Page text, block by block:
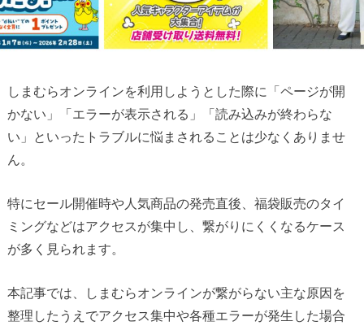
しまむらオンラインを利用しようとした際に「ページが開
かない」「エラーが表示される」「読み込みが終わらな
い」といったトラブルに悩まされることは少なくありませ
ん。
特にセール開催時や人気商品の発売直後、福袋販売のタイ
ミングなどはアクセスが集中し、繋がりにくくなるケース
が多く見られます。
本記事では、しまむらオンラインが繋がらない主な原因を
整理したうえでアクセス集中や各種エラーが発生した場合